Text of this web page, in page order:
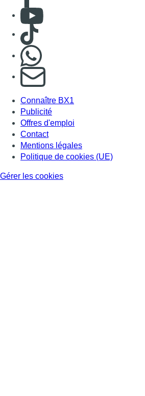
Consulter Youtube
Consulter TikTok
S'abonner à notre newsletter
Connaître BX1
Publicité
Offres d'emploi
Contact
Mentions légales
Politique de cookies (UE)
Gérer les cookies